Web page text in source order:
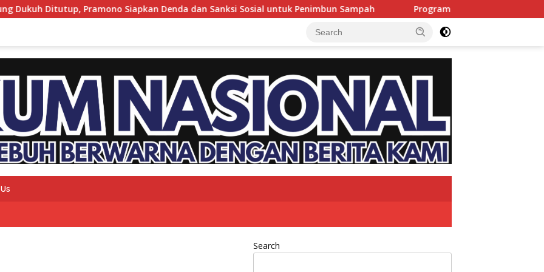
Pramono Siapkan Denda dan Sanksi Sosial untuk Penimbun Sampah Program 1 RT 1 APAR Terus Dikebut, Damkar
Search